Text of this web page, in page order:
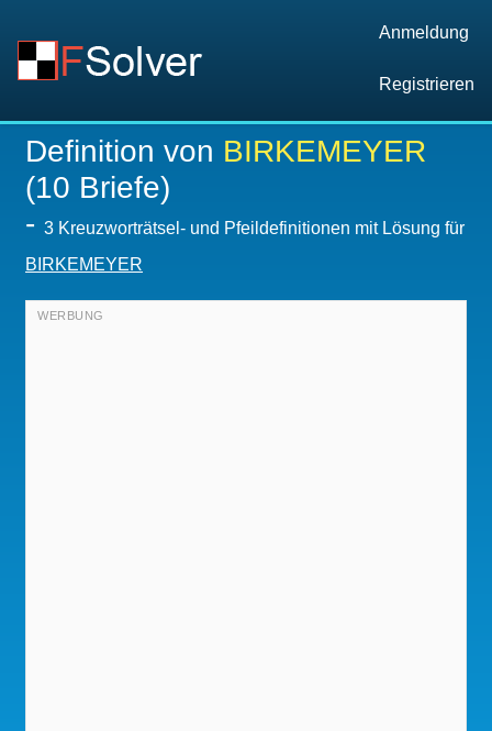
Anmeldung
Registrieren
Definition von BIRKEMEYER
(10 Briefe)
- 3 Kreuzworträtsel- und Pfeildefinitionen mit Lösung für
BIRKEMEYER